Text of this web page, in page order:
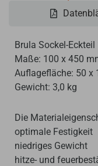
Brula Sockel-Eckteil
Maße: 100 x 450
Auflagefläche: 50 x
Gewicht: 3,0 kg
Die
optimale Festigkeit
niedriges Gewicht
hitze- und